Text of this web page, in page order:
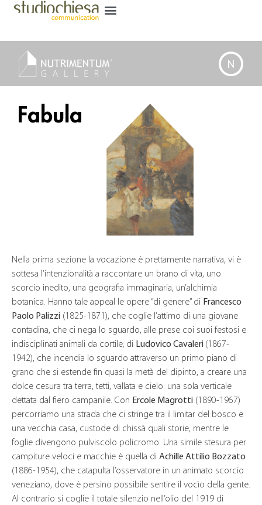
Fabula
Nella prima sezione la vocazione è prettamente narrativa, vi è
sottesa l’intenzionalità a raccontare un brano di vita, uno
scorcio inedito, una geografia immaginaria, un’alchimia
botanica. Hanno tale appeal le opere “di genere” di Francesco
Paolo Palizzi (1825-1871), che coglie l’attimo di una giovane
contadina, che ci nega lo sguardo, alle prese coi suoi festosi e
indisciplinati animali da cortile; di Ludovico Cavaleri (1867-
1942), che incendia lo sguardo attraverso un primo piano di
grano che si estende fin quasi la metà del dipinto, a creare una
dolce cesura tra terra, tetti, vallata e cielo: una sola verticale
dettata dal fiero campanile. Con Ercole Magrotti (1890-1967)
percorriamo una strada che ci stringe tra il limitar del bosco e
una vecchia casa, custode di chissà quali storie, mentre le
foglie divengono pulviscolo policromo. Una simile stesura per
campiture veloci e macchie è quella di Achille Attilio Bozzato
(1886-1954), che catapulta l’osservatore in un animato scorcio
veneziano, dove è persino possibile sentire il vocìo della gente.
Al contrario si coglie il totale silenzio nell’olio del 1919 di